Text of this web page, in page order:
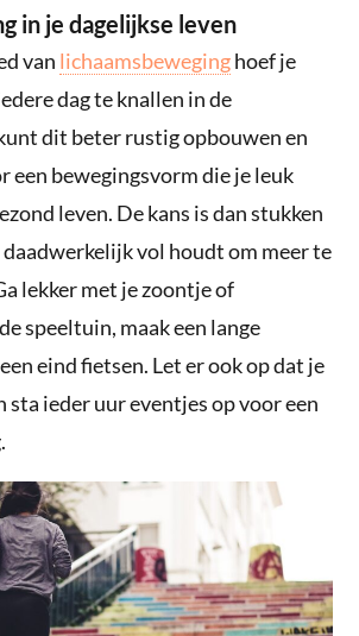
in je dagelijkse leven
van lichaamsbeweginghoef je
dag te knallen in de
dit beter rustig opbouwen en
een bewegingsvorm die je leuk
leven. De kans is dan stukken
vol houdt om meer te
lekker met je zoontje of
speeltuin, maak een lange
eind fietsen. Let er ook op dat je
sta ieder uur eventjes op voor een